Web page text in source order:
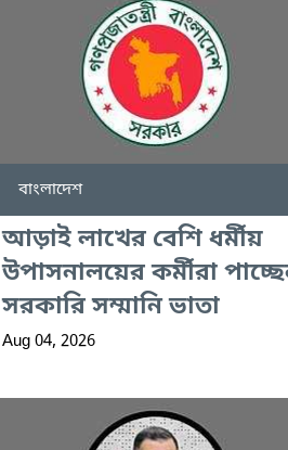
বাংলাদেশ
আড়াই লাখের বেশি ধর্মীয়
উপাসনালয়ের কর্মীরা
সরকারি সম্মানি ভাতা
Aug 04, 2026